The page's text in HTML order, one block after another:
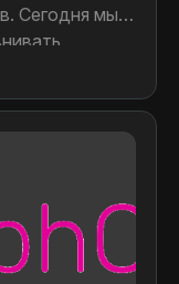
Сегодня мы
(value) типы